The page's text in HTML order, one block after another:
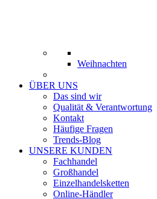
Weihnachten
ÜBER UNS
Das sind wir
Qualität & Verantwortung
Kontakt
Häufige Fragen
Trends-Blog
UNSERE KUNDEN
Fachhandel
Großhandel
Einzelhandelsketten
Online-Händler